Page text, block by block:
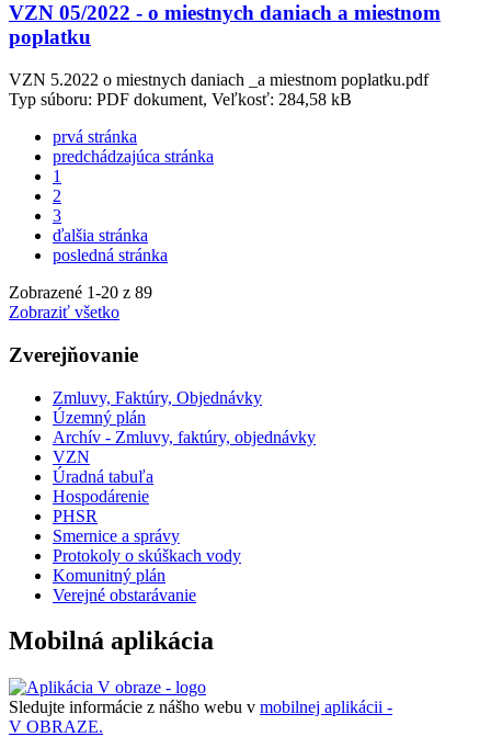
VZN 05/2022 - o miestnych daniach a miestnom
poplatku
VZN 5.2022 o miestnych daniach _a miestnom poplatku.pdf
Typ súboru: PDF dokument, Veľkosť: 284,58 kB
prvá stránka
predchádzajúca stránka
1
2
3
ďalšia stránka
posledná stránka
Zobrazené 1-20 z 89
Zobraziť všetko
Zverejňovanie
Zmluvy, Faktúry, Objednávky
Územný plán
Archív - Zmluvy, faktúry, objednávky
VZN
Úradná tabuľa
Hospodárenie
PHSR
Smernice a správy
Protokoly o skúškach vody
Komunitný plán
Verejné obstarávanie
Mobilná aplikácia
Sledujte informácie z nášho webu v mobilnej aplikácii -
V OBRAZE.